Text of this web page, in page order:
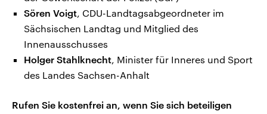
Sören Voigt, CDU-Landtagsabgeordneter im
Sächsischen Landtag und Mitglied des
Innenausschusses
Holger Stahlknecht, Minister für Inneres und Sport
des Landes Sachsen-Anhalt
Rufen Sie kostenfrei an, wenn Sie sich beteiligen